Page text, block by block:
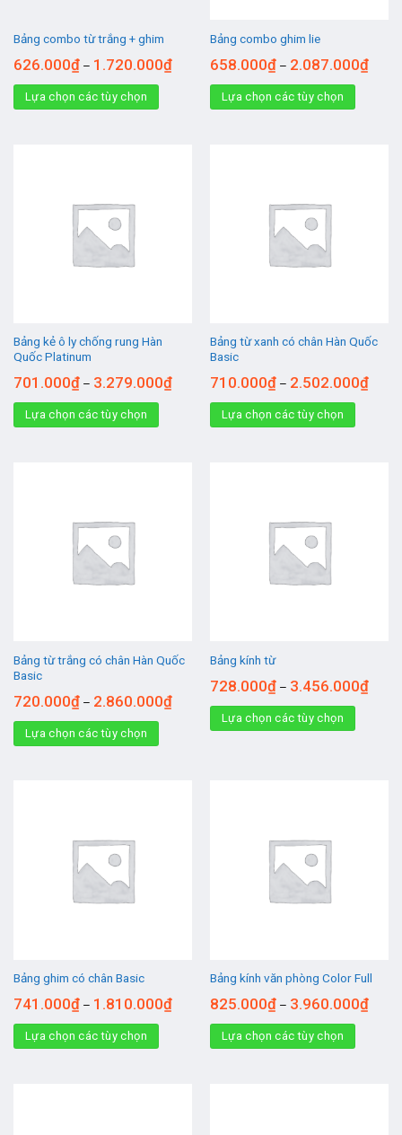
Bảng combo từ trắng + ghim
626.000₫– 1.720.000₫
Lựa chọn các tùy chọn
Bảng combo ghim lie
658.000₫– 2.087.000₫
Lựa chọn các tùy chọn
Bảng kẻ ô ly chống rung Hàn
Quốc Platinum
701.000₫– 3.279.000₫
Lựa chọn các tùy chọn
Bảng từ xanh có chân Hàn Quốc
Basic
710.000₫– 2.502.000₫
Lựa chọn các tùy chọn
Bảng từ trắng có chân Hàn Quốc
Basic
720.000₫– 2.860.000₫
Lựa chọn các tùy chọn
Bảng kính từ
728.000₫– 3.456.000₫
Lựa chọn các tùy chọn
Bảng ghim có chân Basic
741.000₫– 1.810.000₫
Lựa chọn các tùy chọn
Bảng kính văn phòng Color Full
825.000₫– 3.960.000₫
Lựa chọn các tùy chọn